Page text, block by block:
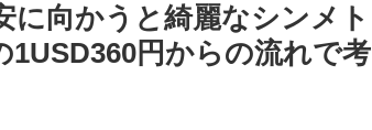
に向かうと綺麗なシンメト
1USD360円からの流れで考